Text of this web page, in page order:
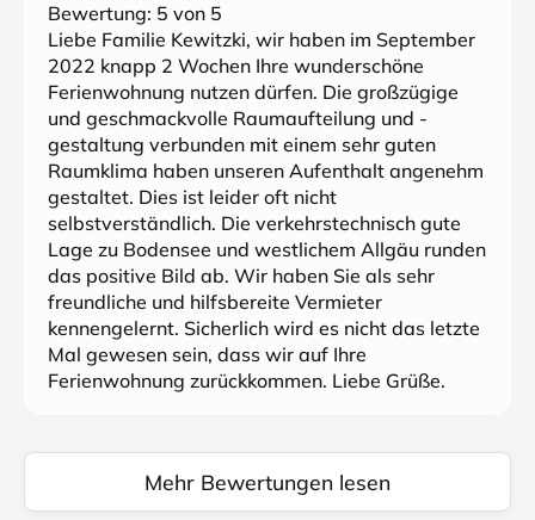
Bewertung: 5 von 5
Liebe Familie Kewitzki, wir haben im September
2022 knapp 2 Wochen Ihre wunderschöne
Ferienwohnung nutzen dürfen. Die großzügige
und geschmackvolle Raumaufteilung und -
gestaltung verbunden mit einem sehr guten
Raumklima haben unseren Aufenthalt angenehm
gestaltet. Dies ist leider oft nicht
selbstverständlich. Die verkehrstechnisch gute
Lage zu Bodensee und westlichem Allgäu runden
das positive Bild ab. Wir haben Sie als sehr
freundliche und hilfsbereite Vermieter
kennengelernt. Sicherlich wird es nicht das letzte
Mal gewesen sein, dass wir auf Ihre
Ferienwohnung zurückkommen. Liebe Grüße.
Mehr Bewertungen lesen